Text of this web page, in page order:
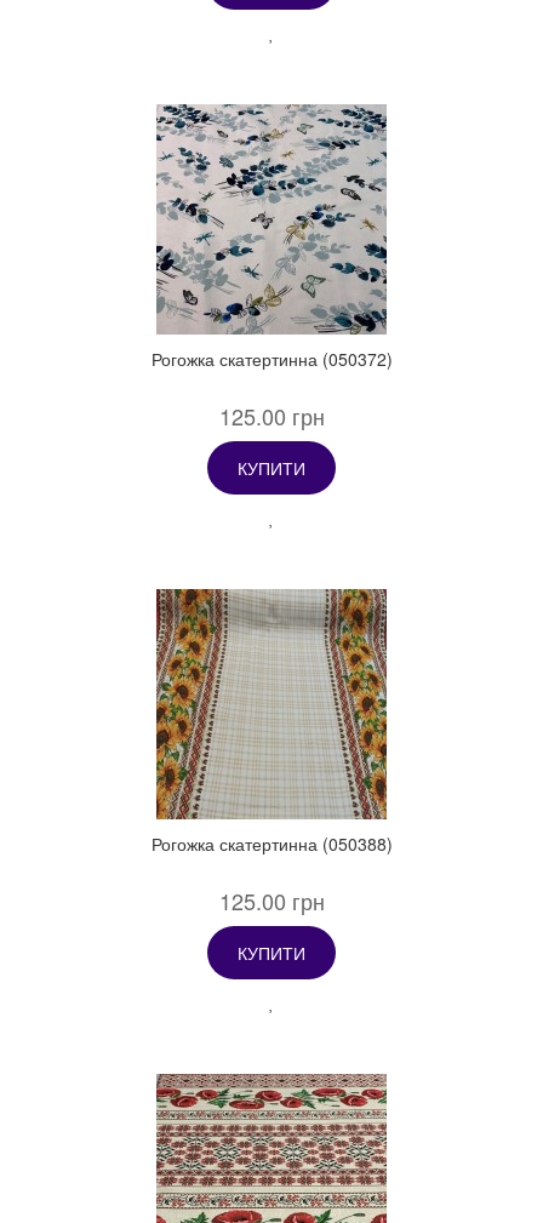
Рогожка скатертинна (050372)
125.00 грн
КУПИТИ
Рогожка скатертинна (050388)
125.00 грн
КУПИТИ